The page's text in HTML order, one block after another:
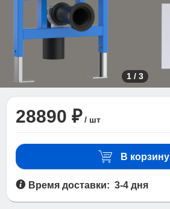
1 / 3
28890 ₽ / шт
В корзину
Время доставки: 3-4 дня